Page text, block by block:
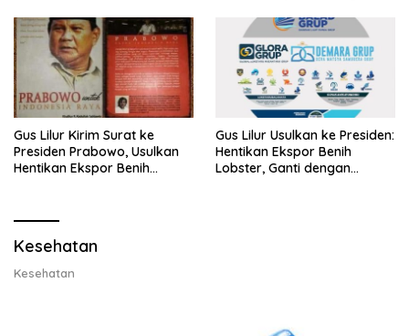
Gus Lilur Kirim Surat ke
Presiden Prabowo, Usulkan
Hentikan Ekspor Benih
Gus Lilur Usulkan ke Presiden:
Hentikan Ekspor Benih
Lobster, Ganti dengan
Kesehatan
Kesehatan